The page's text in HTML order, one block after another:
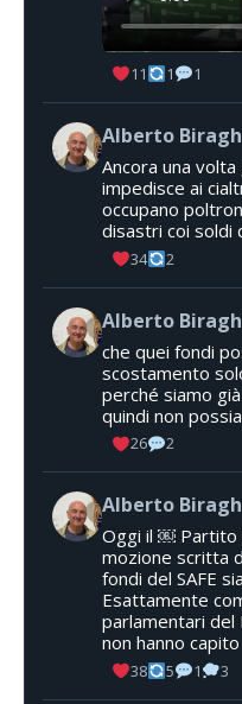
11 1 1
Alberto
Ancora una
impedisce ai
occupano
disastri coi soldi
34 2
Alberto
che quei fondi
scostamento
perché siamo
quindi non
26 2
Alberto
Oggi il ￼ Partito
mozione scritta
fondi del SAFE
Esattamente
parlamentari del
non hanno capito
38 5 1 3